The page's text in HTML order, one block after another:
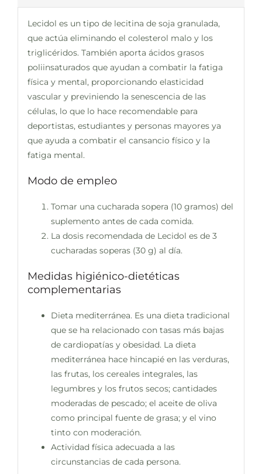
Lecidol es un tipo de lecitina de soja granulada,
que actúa eliminando el colesterol malo y los
triglicéridos. También aporta ácidos grasos
poliinsaturados que ayudan a combatir la fatiga
física y mental, proporcionando elasticidad
vascular y previniendo la senescencia de las
células, lo que lo hace recomendable para
deportistas, estudiantes y personas mayores ya
que ayuda a combatir el cansancio físico y la
fatiga mental.
Modo de empleo
Tomar una cucharada sopera (10 gramos) del
suplemento antes de cada comida.
La dosis recomendada de Lecidol es de 3
cucharadas soperas (30 g) al día.
Medidas higiénico-dietéticas
complementarias
Dieta mediterránea. Es una dieta tradicional
que se ha relacionado con tasas más bajas
de cardiopatías y obesidad. La dieta
mediterránea hace hincapié en las verduras,
las frutas, los cereales integrales, las
legumbres y los frutos secos; cantidades
moderadas de pescado; el aceite de oliva
como principal fuente de grasa; y el vino
tinto con moderación.
Actividad física adecuada a las
circunstancias de cada persona.